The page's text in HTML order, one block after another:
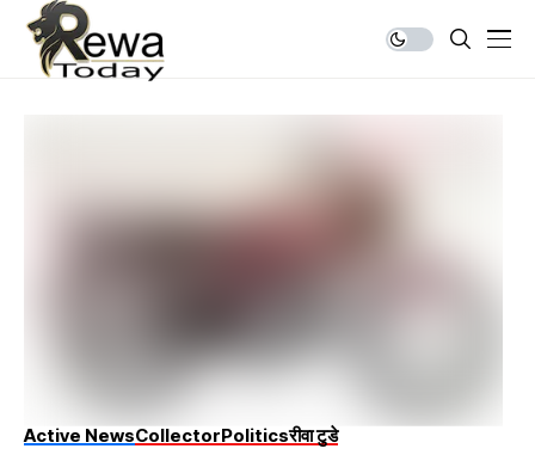
Active NewsCollectorPoliticsरीवा टुडे